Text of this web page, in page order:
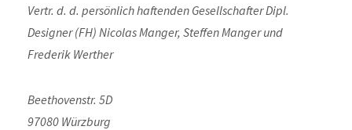
Vertr. d. d. persönlich haftenden Gesellschafter Dipl.
Designer (FH) Nicolas Manger, Steffen Manger und
Frederik Werther
Beethovenstr. 5D
97080 Würzburg